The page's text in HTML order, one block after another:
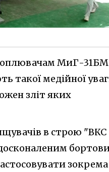
МиГ-31БМ
такої медійної
зліт яких
в строю "ВКС
зокрема